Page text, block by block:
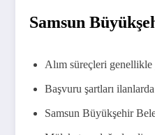
Samsun
Alım süreçleri genellikle
Başvuru şartları
Samsun Büyükşehir